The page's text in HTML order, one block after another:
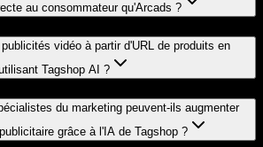
au consommateur qu'Arcads ?
vidéo à partir d'URL de produits en
Tagshop AI ?
du marketing peuvent-ils augmenter
grâce à l'IA de Tagshop ?